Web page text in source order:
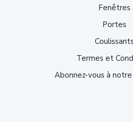
Fenêtres
Portes
Coulissants
Termes et
Abonnez-vous à